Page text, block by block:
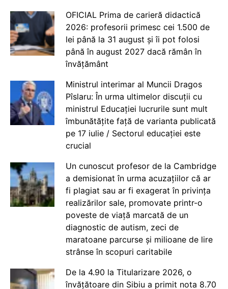
OFICIAL Prima de carieră didactică
2026: profesorii primesc cei 1.500 de
lei până la 31 august și îi pot folosi
până în august 2027 dacă rămân în
învățământ
Ministrul interimar al Muncii Dragos
Pîslaru: În urma ultimelor discuții cu
ministrul Educației lucrurile sunt mult
îmbunătățite față de varianta publicată
pe 17 iulie / Sectorul educației este
crucial
Un cunoscut profesor de la Cambridge
a demisionat în urma acuzațiilor că ar
fi plagiat sau ar fi exagerat în privința
realizărilor sale, promovate printr-o
poveste de viață marcată de un
diagnostic de autism, zeci de
maratoane parcurse și milioane de lire
strânse în scopuri caritabile
De la 4.90 la Titularizare 2026, o
învățătoare din Sibiu a primit nota 8.70